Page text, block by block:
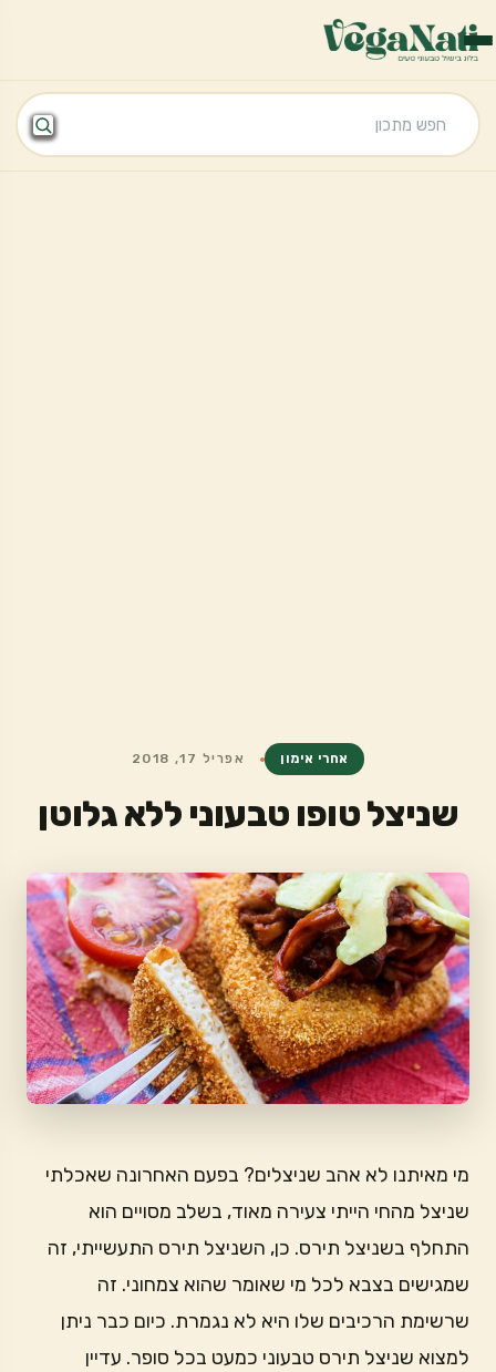
אחרי אימון אפריל 17, 2018
שניצל טופו טבעוני ללא גלוטן
מי מאיתנו לא אהב שניצלים? בפעם האחרונה שאכלתי
שניצל מהחי הייתי צעירה מאוד, בשלב מסויים הוא
התחלף בשניצל תירס. כן, השניצל תירס התעשייתי, זה
שמגישים בצבא לכל מי שאומר שהוא צמחוני. זה
שרשימת הרכיבים שלו היא לא נגמרת. כיום כבר ניתן
למצוא שניצל תירס טבעוני כמעט בכל סופר. עדיין